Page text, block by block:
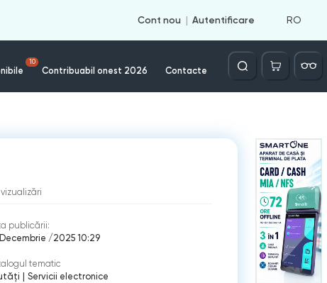
Cont nou Autentificare RO
10
Contribuabil onest 2026 Contacte
Căutare
vizualizări
publicării:
/2025 10:29
tematic
Servicii electronice